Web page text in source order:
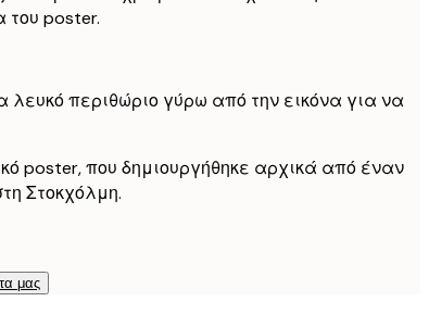
του poster.
λευκό περιθώριο γύρω από την εικόνα για να
poster, που δημιουργήθηκε αρχικά από έναν
Στοκχόλμη.
μας